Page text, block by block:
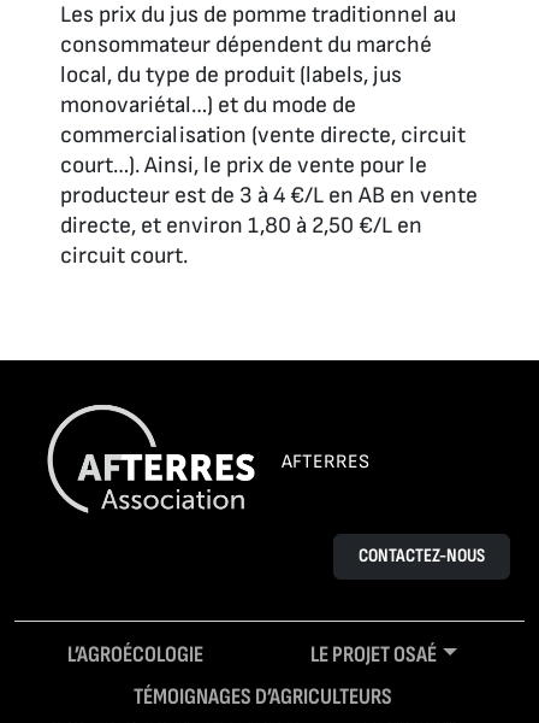
Les prix du jus de pomme traditionnel au
consommateur dépendent du marché
local, du type de produit (labels, jus
monovariétal…) et du mode de
commercialisation (vente directe, circuit
court…). Ainsi, le prix de vente pour le
producteur est de 3 à 4 €/L en AB en vente
directe, et environ 1,80 à 2,50 €/L en
circuit court.
AFTERRES
CONTACTEZ-NOUS
L’AGROÉCOLOGIE
LE PROJET OSAÉ
TÉMOIGNAGES D’AGRICULTEURS